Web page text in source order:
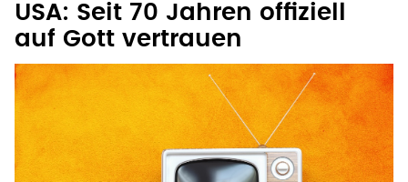
USA: Seit 70 Jahren offiziell
auf Gott vertrauen